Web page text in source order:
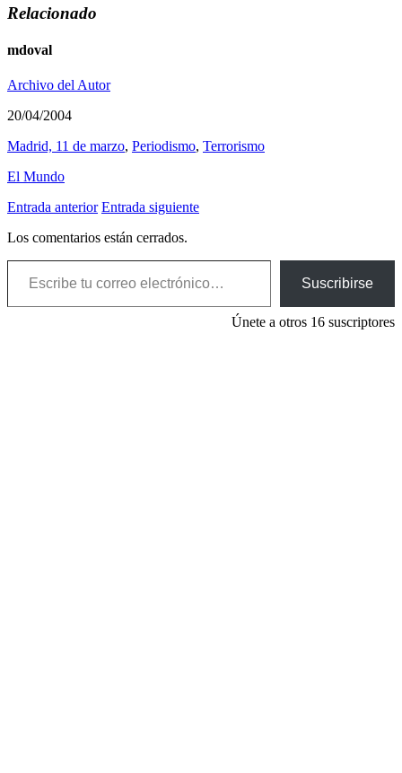
Relacionado
mdoval
Archivo del Autor
20/04/2004
Madrid, 11 de marzo, Periodismo, Terrorismo
El Mundo
Entrada anterior Entrada siguiente
Los comentarios están cerrados.
Escribe tu correo electrónico…
Suscribirse
Únete a otros 16 suscriptores